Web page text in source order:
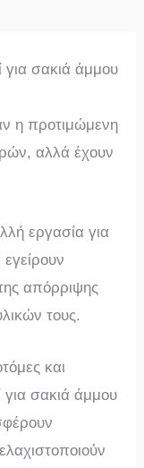
για σακιά άμμου
η προτιμώμενη
αλλά έχουν
εργασία για
απόρριψης
τους.
και
για σακιά άμμου